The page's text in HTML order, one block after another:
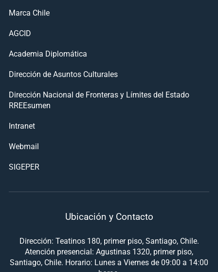
Marca Chile
AGCID
Academia Diplomática
Dirección de Asuntos Culturales
Dirección Nacional de Fronteras y Límites del Estado
RREEsumen
Intranet
Webmail
SIGEPER
Ubicación y Contacto
Dirección: Teatinos 180, primer piso, Santiago, Chile.
Atención presencial: Agustinas 1320, primer piso,
Santiago, Chile. Horario: Lunes a Viernes de 09:00 a 14:00